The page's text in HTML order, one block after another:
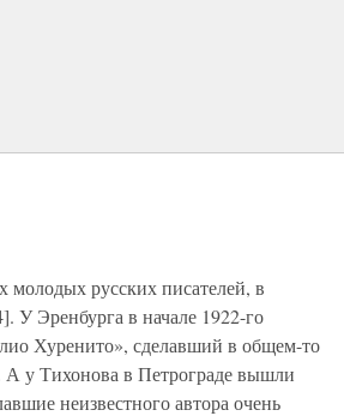
молодых русских писателей, в
У Эренбурга в начале 1922-го
Хуренито», сделавший в общем-то
А у Тихонова в Петрограде вышли
неизвестного автора очень